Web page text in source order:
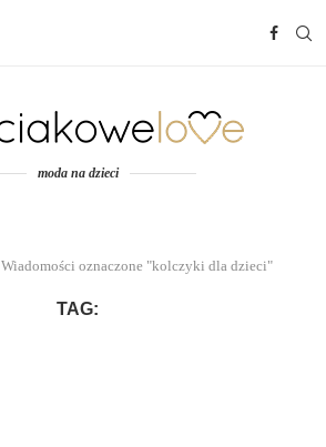
moda na dzieci
Wiadomości oznaczone "kolczyki dla dzieci"
TAG: